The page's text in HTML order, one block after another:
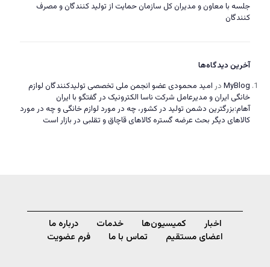
جلسه با معاون و مدیران کل سازمان حمایت از تولید کنندگان و مصرف
کنندگان
آخرین دیدگاه‌ها
MyBlog در امید محمودی عضو انجمن ملی تخصصی تولیدکنندگان لوازم
خانگی ایران و مدیرعامل شرکت ناسا الکترونیک در گفتگو با ایران
آهام:بزرگترین دشمن تولید در کشور، چه در مورد لوازم خانگی و چه در مورد
کالاهای دیگر بحث عرضه گستره کالاهای قاچاق و تقلبی در بازار است
اخبار کمیسیون‌ها خدمات
درباره ما
اعضای مستقیم
تماس با ما فرم عضویت